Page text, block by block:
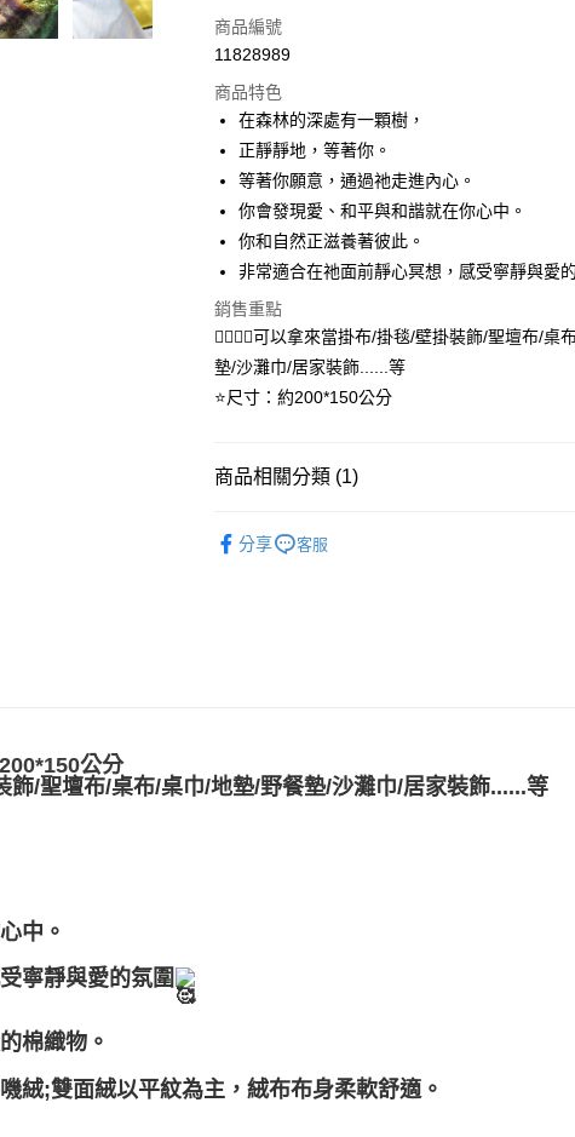
信用卡一次付款
LINE Pay
Apple Pay
街口支付
悠遊付
運送方式
商品編號
11828989
商品特色
在森林的深處有一顆樹，
正靜靜地，等著你。
等著你願意，通過祂走進內心。
你會發現愛、和平與和諧就在你心中。
你和自然正滋養著彼此。
非常適合在祂面前靜心冥想，感受寧靜與愛
銷售重點
👉🏻👉🏻可以拿來當掛布/掛毯/壁掛裝飾/聖壇布/桌
墊/沙灘巾/居家裝飾......等
⭐️尺寸：約200*150公分
商品相關分類 (1)
分享
客服
公分
飾/聖壇布/桌布/桌巾/地墊/野餐墊/沙灘巾/居家裝飾......等
中。
寧靜與愛的氛圍
棉織物。
絨;雙面絨以平紋為主，絨布布身柔軟舒適。